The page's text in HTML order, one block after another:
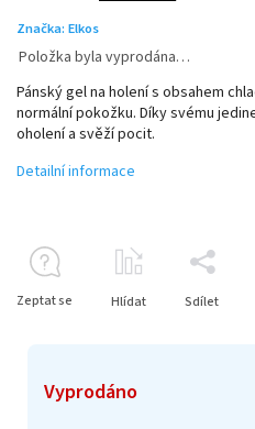
Značka: Elkos
Vyprodáno
Položka byla vyprodána…
Pánský gel na holení s obsahem
normální pokožku. Díky svému
oholení a svěží pocit.
Detailní informace
Zeptat se Hlídat Sdílet